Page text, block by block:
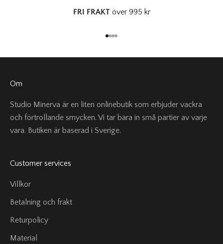
FRI FRAKTöver 995 kr
Om
Studio Minerva är en liten onlinebutik som erbjuder vackra
och förtrollande smycken. Vi tar bara in små partier av varje
vara. Butiken är baserad i Sverige.
Customer services
Villkor
Betalning och frakt
Returpolicy
Material